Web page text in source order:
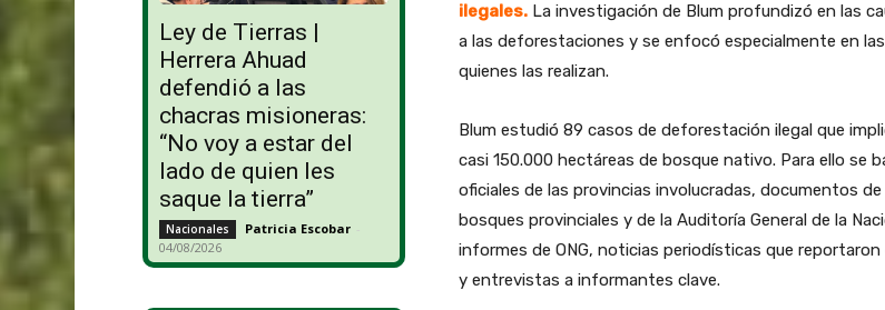
Ley de Tierras |
Herrera Ahuad
defendió a las
chacras misioneras:
“No voy a estar del
lado de quien les
saque la tierra”
Nacionales Patricia Escobar -
04/08/2026
ilegales.La investigación de Blum profundizó en las
a las deforestaciones y se enfocó especialmente en
quienes las realizan.
Blum estudió 89 casos de deforestación ilegal que
casi 150.000 hectáreas de bosque nativo. Para ello se
oficiales de las provincias involucradas, documentos
bosques provinciales y de la Auditoría General de la
informes de ONG, noticias periodísticas que
y entrevistas a informantes clave.